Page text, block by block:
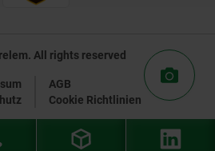
All rights reserved
AGB
Cookie Richtlinien